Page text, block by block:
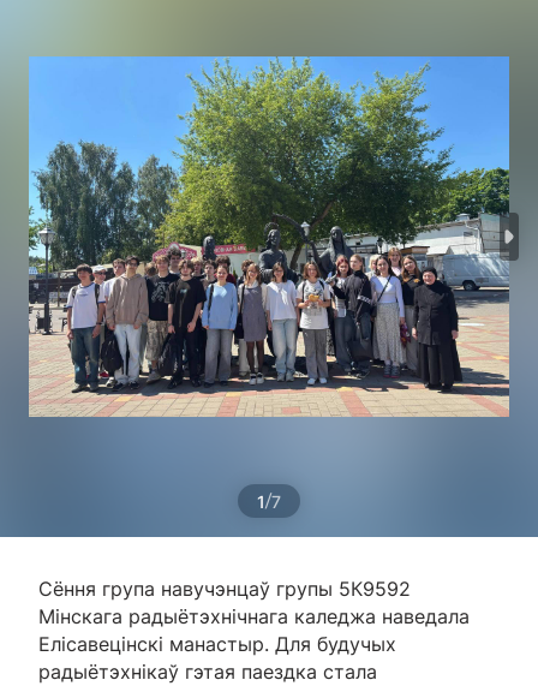
1/7
Сёння група навучэнцаў групы 5К9592
Мінскага радыётэхнічнага каледжа наведала
Елісавецінскі манастыр. Для будучых
радыётэхнікаў гэтая паездка стала